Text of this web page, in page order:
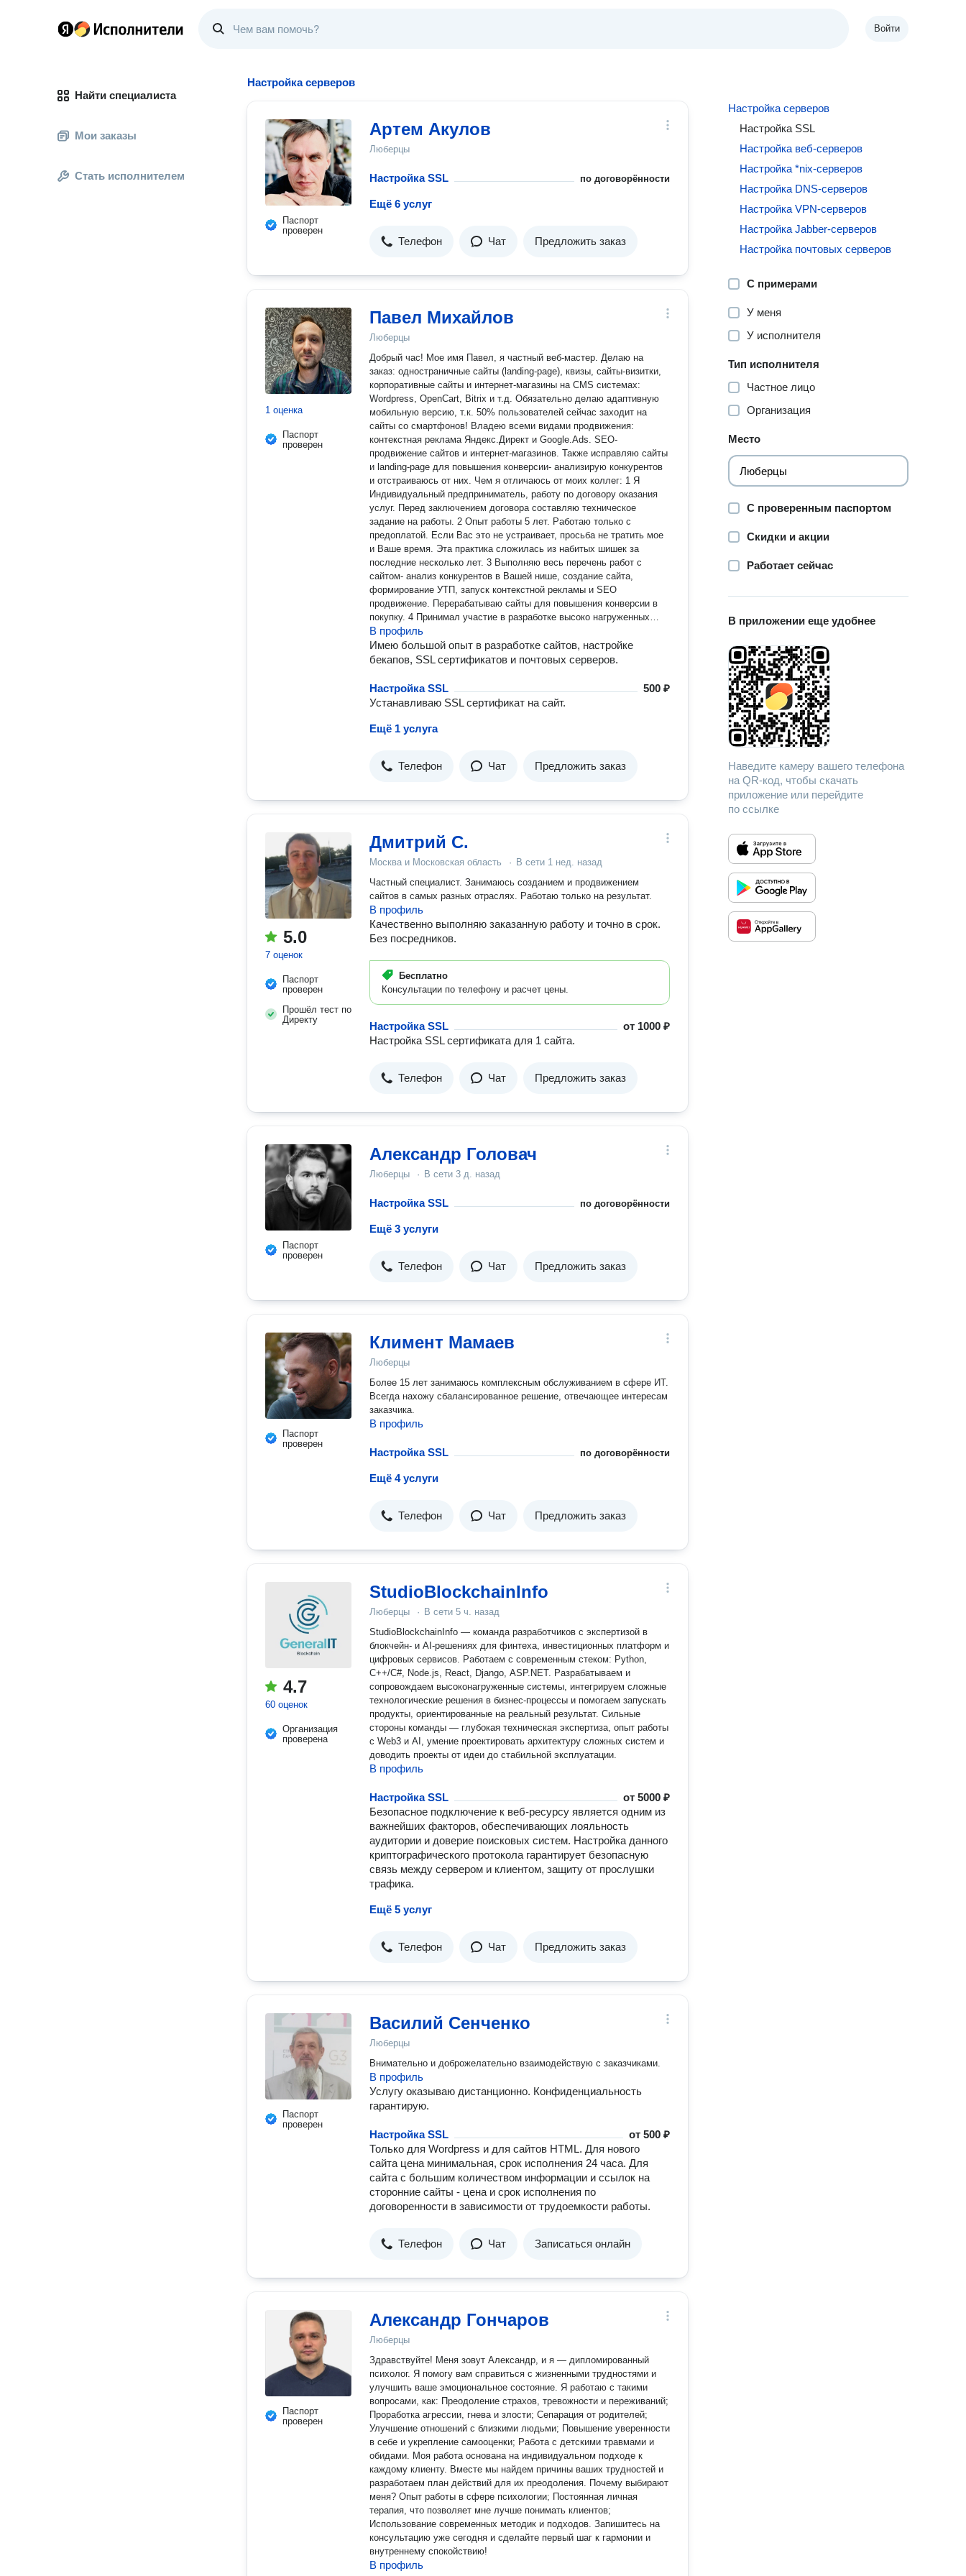
Войти
Найти специалиста
Мои заказы
Стать исполнителем
Настройка серверов
Паспорт
проверен
Артем Акулов
Люберцы
Настройка SSL по договорённости
Ещё 6 услуг
Телефон Чат Предложить заказ
1 оценка
Паспорт
проверен
Павел Михайлов
Люберцы
Добрый час! Мое имя Павел, я частный веб-мастер. Делаю на
заказ: одностраничные сайты (landing-page), квизы, сайты-визитки,
корпоративные сайты и интернет-магазины на CMS системах:
Wordpress, OpenCart, Bitrix и т.д. Обязательно делаю адаптивную
мобильную версию, т.к. 50% пользователей сейчас заходит на
сайты со смартфонов! Владею всеми видами продвижения:
контекстная реклама Яндекс.Директ и Google.Ads. SEO-
продвижение сайтов и интернет-магазинов. Также исправляю сайты
и landing-page для повышения конверсии- анализирую конкурентов
и отстраиваюсь от них. Чем я отличаюсь от моих коллег: 1 Я
Индивидуальный предприниматель, работу по договору оказания
услуг. Перед заключением договора составляю техническое
задание на работы. 2 Опыт работы 5 лет. Работаю только с
предоплатой. Если Вас это не устраивает, просьба не тратить мое
и Ваше время. Эта практика сложилась из набитых шишек за
последние несколько лет. 3 Выполняю весь перечень работ с
сайтом- анализ конкурентов в Вашей нише, создание сайта,
формирование УТП, запуск контекстной рекламы и SEO
продвижение. Перерабатываю сайты для повышения конверсии в
покупку. 4 Принимал участие в разработке высоко нагруженных
проектов в нашей стране, ближнем зарубежье, европе и США.
Примеры сайтов в описании моего профиля. 5 Работаю удаленно
из Москвы по всей стране. Демократичные цены на услуги. 6
сложности. Высоко-нагруженные проекты от 14 дней до 2 месяцев.
Всегда на связи в любом мессенджере- пишите, звоните. С
уважением к Вам и вашему бизнесу, Павел Михайлов.
В профиль
Имею большой опыт в разработке сайтов, настройке
бекапов, SSL сертификатов и почтовых серверов.
Настройка SSL
500 ₽
Устанавливаю SSL сертификат на сайт.
Ещё 1 услуга
Телефон Чат Предложить заказ
5.0
7 оценок
Паспорт
проверен
Прошёл тест по
Директу
Дмитрий С.
Москва и Московская область · В сети 1 нед. назад
Частный специалист. Занимаюсь созданием и продвижением
сайтов в самых разных отраслях. Работаю только на результат.
В профиль
Качественно выполняю заказанную работу и точно в срок.
Без посредников.
Бесплатно
Консультации по телефону и расчет цены.
Настройка SSL от 1000 ₽
Настройка SSL сертификата для 1 сайта.
Телефон Чат Предложить заказ
Паспорт
проверен
Александр Головач
Люберцы · В сети 3 д. назад
Настройка SSL по договорённости
Ещё 3 услуги
Телефон Чат Предложить заказ
Паспорт
проверен
Климент Мамаев
Люберцы
Более 15 лет занимаюсь комплексным обслуживанием в сфере ИТ.
Всегда нахожу сбалансированное решение, отвечающее интересам
заказчика.
В профиль
Настройка SSL по договорённости
Ещё 4 услуги
Телефон Чат Предложить заказ
4.7
60 оценок
Организация
проверена
StudioBlockchainInfo
Люберцы · В сети 5 ч. назад
StudioBlockchainInfo — команда разработчиков с экспертизой в
блокчейн- и AI-решениях для финтеха, инвестиционных платформ и
цифровых сервисов. Работаем с современным стеком: Python,
C++/C#, Node.js, React, Django, ASP.NET. Разрабатываем и
сопровождаем высоконагруженные системы, интегрируем сложные
технологические решения в бизнес-процессы и помогаем запускать
продукты, ориентированные на реальный результат. Сильные
стороны команды — глубокая техническая экспертиза, опыт работы
с Web3 и AI, умение проектировать архитектуру сложных систем и
доводить проекты от идеи до стабильной эксплуатации.
В профиль
Настройка SSL от5000 ₽
Безопасное подключение к веб-ресурсу является одним из
важнейших факторов, обеспечивающих лояльность
аудитории и доверие поисковых систем. Настройка данного
криптографического протокола гарантирует безопасную
связь между сервером и клиентом, защиту от прослушки
трафика.
Ещё 5 услуг
Телефон Чат Предложить заказ
Паспорт
проверен
Василий Сенченко
Люберцы
Внимательно и доброжелательно взаимодействую с заказчиками.
В профиль
Услугу оказываю дистанционно. Конфиденциальность
гарантирую.
Настройка SSL от500 ₽
Только для Wordpress и для сайтов HTML. Для нового
сайта цена минимальная, срок исполнения 24 часа. Для
сайта с большим количеством информации и ссылок на
сторонние сайты - цена и срок исполнения по
договоренности в зависимости от трудоемкости работы.
Телефон Чат Записаться онлайн
Паспорт
проверен
Александр Гончаров
Люберцы
Здравствуйте! Меня зовут Александр, и я — дипломированный
психолог. Я помогу вам справиться с жизненными трудностями и
улучшить ваше эмоциональное состояние. Я работаю с такими
вопросами, как: Преодоление страхов, тревожности и переживаний;
Проработка агрессии, гнева и злости; Сепарация от родителей;
Улучшение отношений с близкими людьми; Повышение уверенности
в себе и укрепление самооценки; Работа с детскими травмами и
обидами. Моя работа основана на индивидуальном подходе к
каждому клиенту. Вместе мы найдем причины ваших трудностей и
разработаем план действий для их преодоления. Почему выбирают
меня? Опыт работы в сфере психологии; Постоянная личная
терапия, что позволяет мне лучше понимать клиентов;
Использование современных методик и подходов. Запишитесь на
консультацию уже сегодня и сделайте первый шаг к гармонии и
внутреннему спокойствию!
В профиль
Настройка серверов
Настройка SSL
Настройка веб-серверов
Настройка *nix-серверов
Настройка DNS-серверов
Настройка VPN-серверов
Настройка Jabber-серверов
Настройка почтовых серверов
С примерами
У меня
У исполнителя
Тип исполнителя
Частное лицо
Организация
Место
С проверенным паспортом
Скидки и акции
Работает сейчас
В приложении еще удобнее
Наведите камеру вашего телефона
на QR-код, чтобы скачать
приложение или перейдите
по ссылке